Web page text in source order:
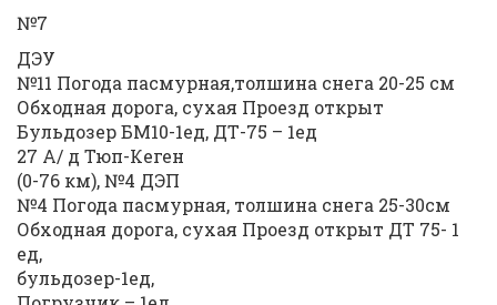
№7
ДЭУ
№11 Погода пасмурная,толшина снега 20-25 см
Обходная дорога, сухая Проезд открыт
Бульдозер БМ10-1ед, ДТ-75 – 1ед
27 А/ д Тюп-Кеген
(0-76 км), №4 ДЭП
№4 Погода пасмурная, толшина снега 25-30см
Обходная дорога, сухая Проезд открыт ДТ 75- 1
ед,
бульдозер-1ед,